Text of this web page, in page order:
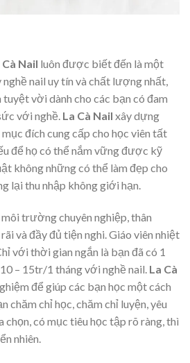
Cà Nail luôn được biết đến là một
nail uy tín và chất lượng nhất,
vời dành cho các bạn có đam
với nghề. La Cà Nail xây dựng
đích cung cấp cho học viên tất
để họ có thể nắm vững được kỹ
không những có thể làm đẹp cho
lại thu nhập không giới hạn.
trường chuyên nghiệp, thân
và đầy đủ tiện nghi. Giáo viên nhiệt
với thời gian ngắn là bạn đã có 1
– 15tr/1 tháng với nghề nail. La Cà
để giúp các bạn học một cách
chăm chỉ học, chăm chỉ luyện, yêu
chọn, có mục tiêu học tập rõ ràng, thì
nhiên.